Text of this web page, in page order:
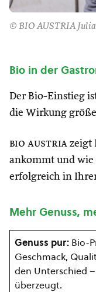
© BIO AUSTRIA
Bio in der
Der Bio-Einstieg
die Wirkung
bio austria zeigt
ankommt und wie
erfolgreich in
Mehr Genuss,
Genuss pur: Bio-
Geschmack,
den Unterschied
überzeugt.